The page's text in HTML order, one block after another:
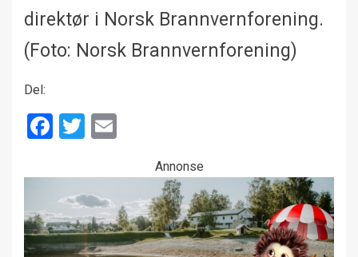
direktør i Norsk Brannvernforening.
(Foto: Norsk Brannvernforening)
Del:
Facebook
Twitter
Annonse